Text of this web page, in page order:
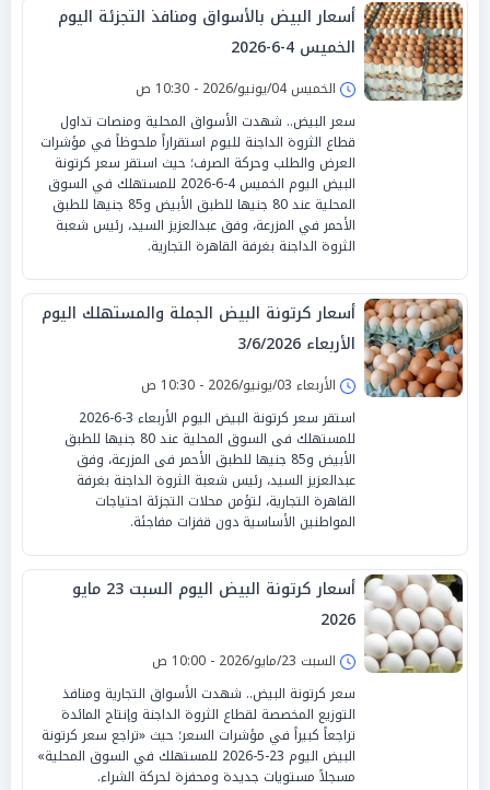
أسعار البيض بالأسواق ومنافذ التجزئة اليوم
الخميس 4-6-2026
الخميس 04/يونيو/2026 - 10:30 ص
سعر البيض.. شهدت الأسواق المحلية ومنصات تداول
قطاع الثروة الداجنة لليوم استقراراً ملحوظاً في مؤشرات
العرض والطلب وحركة الصرف؛ حيث استقر سعر كرتونة
البيض اليوم الخميس 4-6-2026 للمستهلك في السوق
المحلية عند 80 جنيها للطبق الأبيض و85 جنيها للطبق
الأحمر في المزرعة، وفق عبدالعزيز السيد، رئيس شعبة
الثروة الداجنة بغرفة القاهرة التجارية.
أسعار كرتونة البيض الجملة والمستهلك اليوم
الأربعاء 3/6/2026
الأربعاء 03/يونيو/2026 - 10:30 ص
استقر سعر كرتونة البيض اليوم الأربعاء 3-6-2026
للمستهلك فى السوق المحلية عند 80 جنيها للطبق
الأبيض و85 جنيها للطبق الأحمر فى المزرعة، وفق
عبدالعزيز السيد، رئيس شعبة الثروة الداجنة بغرفة
القاهرة التجارية، لتؤمن محلات التجزئة احتياجات
المواطنين الأساسية دون قفزات مفاجئة.
أسعار كرتونة البيض اليوم السبت 23 مايو
2026
السبت 23/مايو/2026 - 10:00 ص
سعر كرتونة البيض.. شهدت الأسواق التجارية ومنافذ
التوزيع المخصصة لقطاع الثروة الداجنة وإنتاج المائدة
تراجعاً كبيراً في مؤشرات السعر؛ حيث «تراجع سعر كرتونة
البيض اليوم 23-5-2026 للمستهلك في السوق المحلية»
مسجلاً مستويات جديدة ومحفزة لحركة الشراء.